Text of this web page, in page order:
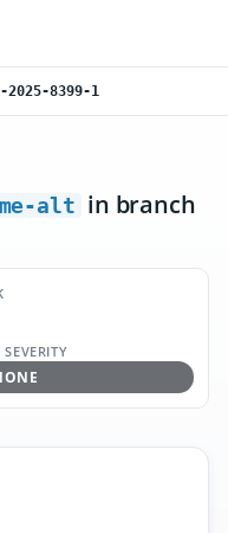
2025-8399-1
alt in branch
SEVERITY